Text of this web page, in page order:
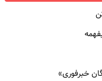
خبرفوری»